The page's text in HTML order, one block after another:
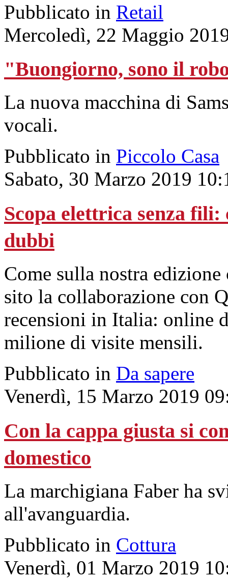
Pubblicato in Retail
Mercoledì, 22 Maggio
"Buongiorno, sono il
La nuova macchina di
vocali.
Pubblicato in Piccolo Casa
Sabato, 30 Marzo 2019
Scopa elettrica senza fili:
dubbi
Come sulla nostra
sito la collaborazione con
recensioni in Italia: online
milione di visite mensili.
Pubblicato in Da sapere
Venerdì, 15 Marzo 2019
Con la cappa giusta si
domestico
La marchigiana Faber ha
all'avanguardia.
Pubblicato in Cottura
Venerdì, 01 Marzo 2019